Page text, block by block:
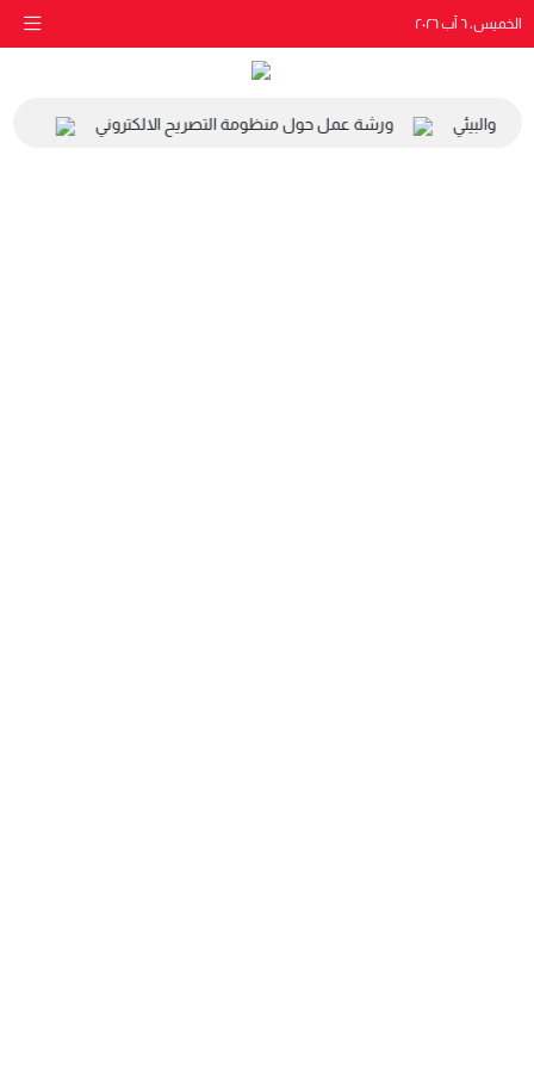
الخميس، ٦ آب ٢٠٢٦
والبيئي ورشة عمل حول منظومة التصريح الالكتروني